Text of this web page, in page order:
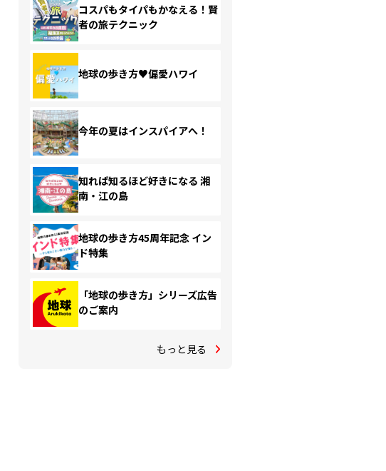
コスパもタイパもかなえる！賢
者の旅テクニック
地球の歩き方♥偏愛ハワイ
今年の夏はインスパイアへ！
知れば知るほど好きになる 湘
南・江の島
地球の歩き方45周年記念 イン
ド特集
「地球の歩き方」シリーズ広告
のご案内
もっと見る